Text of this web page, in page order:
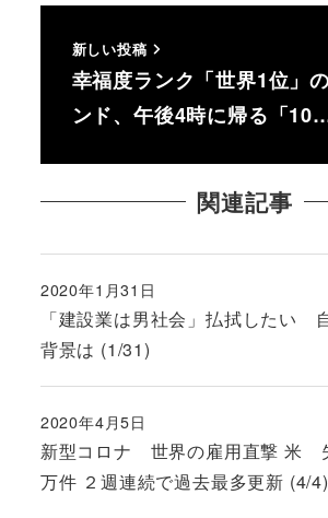
新しい投稿
幸福度ランク「世界1位」
ンド、午後4時に帰る「
関連記事
「建設業は男社会」払拭したい
背景は (1/31)
投稿日
2020年1月31日
新型コロナ 世界の雇用直撃 米
万件 ２週連続で過去最多更新 (4/4)
投稿日
2020年4月5日